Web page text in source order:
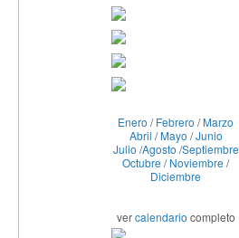
Enero /Febrero /Marzo
Abril /Mayo /Junio
Julio /Agosto /Septiembre
Octubre /Noviembre /
Diciembre
vercalendario completo